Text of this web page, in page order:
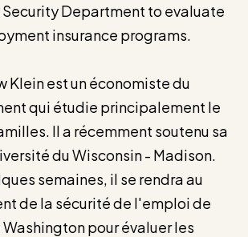
Department to evaluate
insurance programs.
Klein est un économiste du
qui étudie principalement le
Il a récemment soutenu sa
du Wisconsin - Madison.
semaines, il se rendra au
de la sécurité de l'emploi de
pour évaluer les